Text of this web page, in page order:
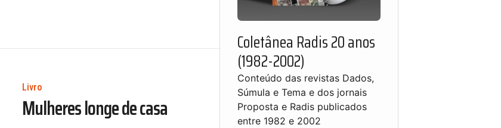
Livro
Mulheres longe de casa
Coletânea Radis 20 anos
(1982-2002)
Conteúdo das revistas Dados,
Súmula e Tema e dos jornais
Proposta e Radis publicados
entre 1982 e 2002